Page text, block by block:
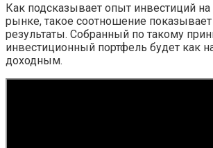
Как подсказывает опыт инвестиций
рынке, такое соотношение
результаты. Собранный по такому
инвестиционный портфель будет как
доходным.